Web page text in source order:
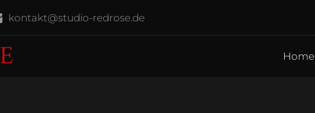
kontakt@studio-redrose.de
Home